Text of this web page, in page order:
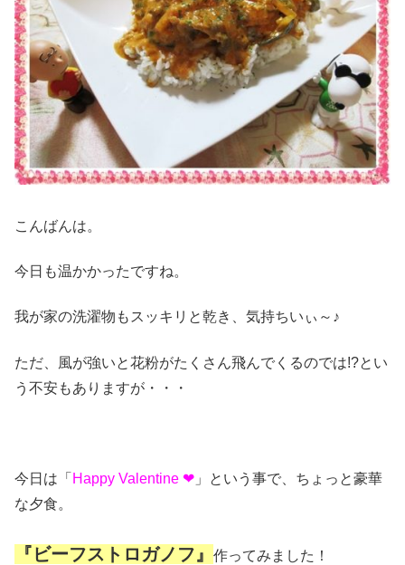
こんばんは。
今日も温かかったですね。
我が家の洗濯物もスッキリと乾き、気持ちいぃ～♪
ただ、風が強いと花粉がたくさん飛んでくるのでは!?とい
う不安もありますが・・・
今日は「 Happy Valentine ❤ 」という事で、ちょっと豪華
な夕食。
『ビーフストロガノフ』 作ってみました！